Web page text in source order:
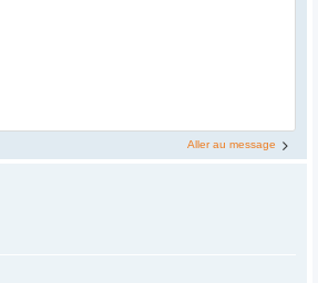
Aller au message